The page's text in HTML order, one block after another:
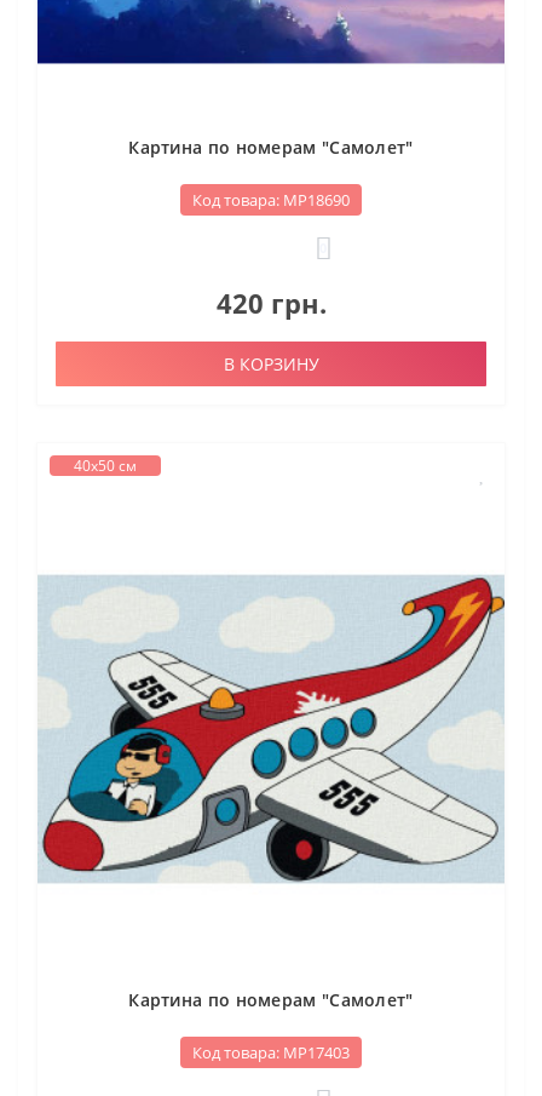
Картина по номерам "Самолет"
Код товара: МР18690
420 грн.
В КОРЗИНУ
40х50 см
Картина по номерам "Самолет"
Код товара: МР17403